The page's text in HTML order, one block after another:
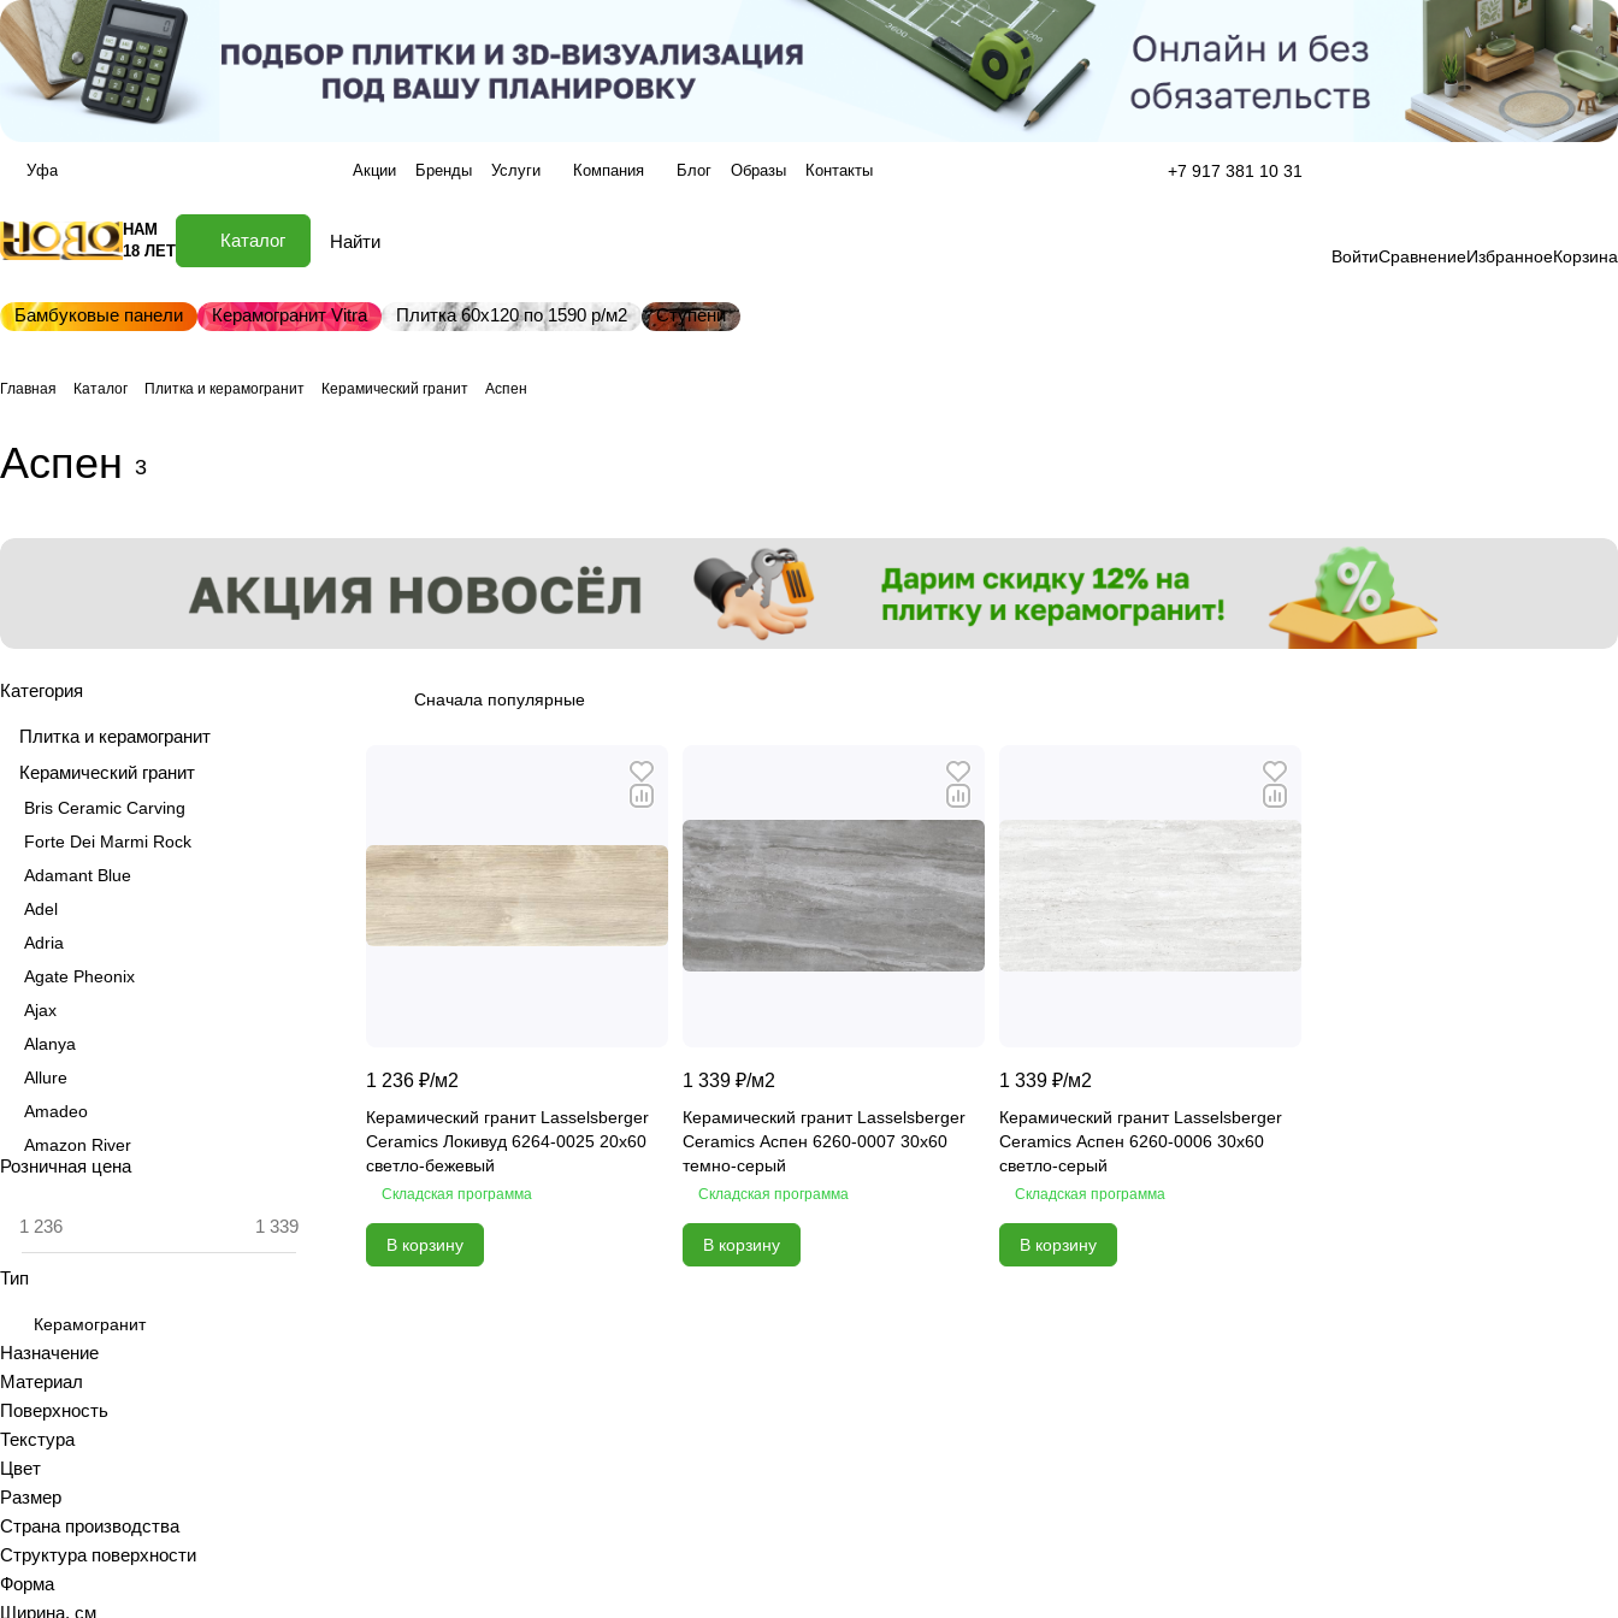
Уфа Акции Бренды Услуги Компания Блог Образы Контакты +7 917 381 10 31
НАМ
18 ЛЕТ
Каталог
ВойтиСравнениеИзбранноеКорзина
Бамбуковые панели Керамогранит Vitra Плитка 60х120 по 1590 р/м2 Ступени
Главная Каталог Плитка и керамогранит Керамический гранит Аспен
Аспен 3
Сначала популярные
1 236 ₽/м2
Керамический гранит Lasselsberger
Ceramics Локивуд 6264-0025 20x60
светло-бежевый
Складская программа
В корзину
1 339 ₽/м2
Керамический гранит Lasselsberger
Ceramics Аспен 6260-0007 30x60
темно-серый
Складская программа
В корзину
1 339 ₽/м2
Керамический гранит Lasselsberger
Ceramics Аспен 6260-0006 30x60
светло-серый
Складская программа
В корзину
Категория
Плитка и керамогранит
Керамический гранит
Bris Ceramic Carving
Forte Dei Marmi Rock
Adamant Blue
Adel
Adria
Agate Pheonix
Ajax
Alanya
Allure
Amadeo
Amazon River
Amber Agate
Antiquewood
Ardesia
Arena
Argentina
Armani marble
Art
Arts
Ascot
Розничная цена
Тип
Керамогранит
Назначение
Материал
Поверхность
Текстура
Цвет
Размер
Страна производства
Структура поверхности
Форма
Ширина, см